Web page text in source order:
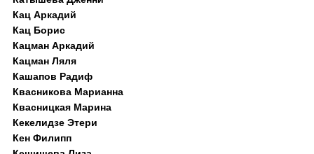
Кац Аркадий
Кац Борис
Кацман Аркадий
Кацман Ляля
Кашапов Радиф
Квасникова Марианна
Квасницкая Марина
Кекелидзе Этери
Кен Филипп